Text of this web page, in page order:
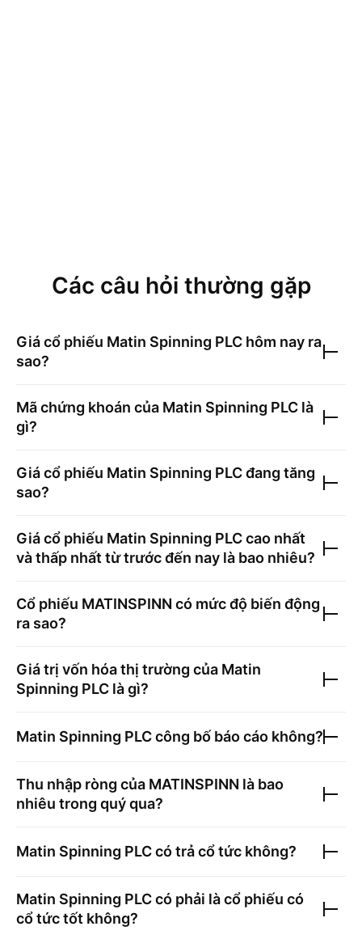
Các câu hỏi thường gặp
Giá cổ phiếu Matin Spinning PLC hôm nay ra
sao?
Mã chứng khoán của Matin Spinning PLC là
gì?
Giá cổ phiếu Matin Spinning PLCđang tăng
sao?
Giá cổ phiếu Matin Spinning PLCcao nhất
và thấp nhất từ trước đến nay là bao nhiêu?
Cổ phiếu MATINSPINN có mức độ biến động
ra sao?
Giá trị vốn hóa thị trường của Matin
Spinning PLC là gì?
Matin Spinning PLCcông bố báo cáo không?
Thu nhập ròng của MATINSPINN là bao
nhiêu trong quý qua?
Matin Spinning PLCcó trả cổ tức không?
Matin Spinning PLCcó phải là cổ phiếu có
cổ tức tốt không?